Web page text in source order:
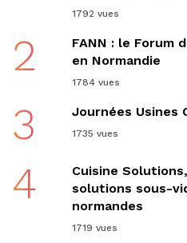
1792 vues
2
FANN : le Forum
en Normandie
1784 vues
3 Journées Usines
1735 vues
4
Cuisine
solutions sous-
normandes
1719 vues